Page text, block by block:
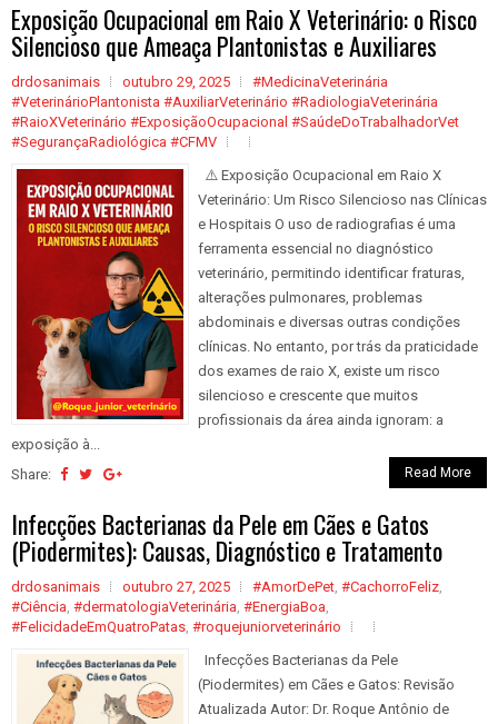
Exposição Ocupacional em Raio X Veterinário: o Risco
Silencioso que Ameaça Plantonistas e Auxiliares
drdosanimais outubro 29, 2025
#MedicinaVeterinária
#VeterinárioPlantonista #AuxiliarVeterinário #RadiologiaVeterinária
#RaioXVeterinário #ExposiçãoOcupacional #SaúdeDoTrabalhadorVet
#SegurançaRadiológica #CFMV
⚠️ Exposição Ocupacional em Raio X
Veterinário: Um Risco Silencioso nas Clínicas
e Hospitais O uso de radiografias é uma
ferramenta essencial no diagnóstico
veterinário, permitindo identificar fraturas,
alterações pulmonares, problemas
abdominais e diversas outras condições
clínicas. No entanto, por trás da praticidade
dos exames de raio X, existe um risco
silencioso e crescente que muitos
profissionais da área ainda ignoram: a
exposição à...
Share:
Read More
Infecções Bacterianas da Pele em Cães e Gatos
(Piodermites): Causas, Diagnóstico e Tratamento
drdosanimais outubro 27, 2025 #AmorDePet, #CachorroFeliz,
#Ciência, #dermatologiaVeterinária, #EnergiaBoa,
#FelicidadeEmQuatroPatas, #roquejuniorveterinário
Infecções Bacterianas da Pele
(Piodermites) em Cães e Gatos: Revisão
Atualizada Autor: Dr. Roque Antônio de